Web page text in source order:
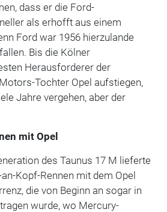
dass er die Ford-
als erhofft aus einem
Ford war 1956 hierzulande
Bis die Kölner
Herausforderer der
Tochter Opel aufstiegen,
Jahre vergehen, aber der
mit Opel
des Taunus 17 M lieferte
Kopf-Rennen mit dem Opel
die von Beginn an sogar in
wurde, wo Mercury-